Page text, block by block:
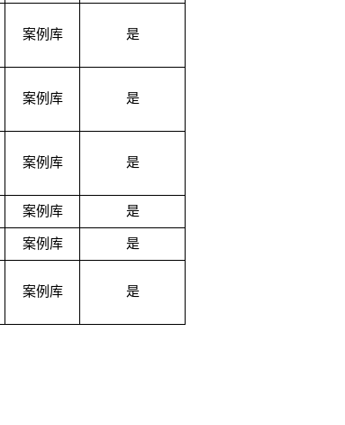
案例库 是
案例库 是
案例库 是
案例库 是
案例库 是
案例库 是